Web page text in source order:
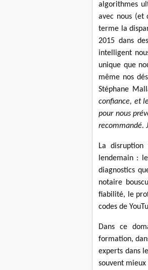
algorithmes
avec nous (et
terme la
2015 dans
intelligent
unique que
même nos
Stéphane
confiance, et
pour nous
recommandé.
La
lendemain :
diagnostics
notaire
fiabilité, le
codes de
Dans ce
formation,
experts dans
souvent mieux